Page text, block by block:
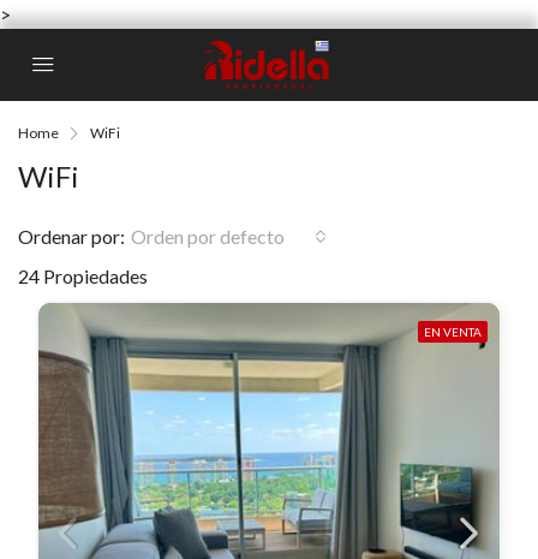
>
Home WiFi
WiFi
24 Propiedades
Ordenar por: Orden por defecto
EN VENTA